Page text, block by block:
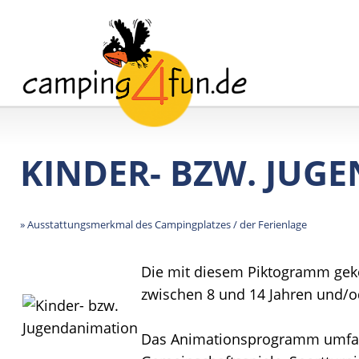
KINDER- BZW.
» Ausstattungsmerkmal des Campingplatzes / der Ferienlage
Die mit diesem Piktogramm
zwischen 8 und 14 Jahren und/
Das Animationsprogramm